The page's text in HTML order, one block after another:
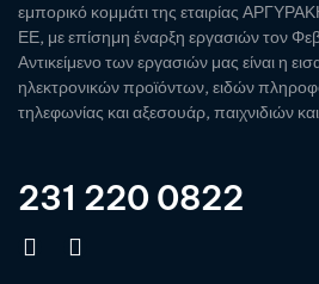
εμπορικό κομμάτι της εταιρίας
ΕΕ, με επίσημη έναρξη εργασιών τον
Αντικείμενο των εργασιών μας είναι η
ηλεκτρονικών προϊόντων, ειδών
τηλεφωνίας και αξεσουάρ, παιχνιδιών
231 220 0822